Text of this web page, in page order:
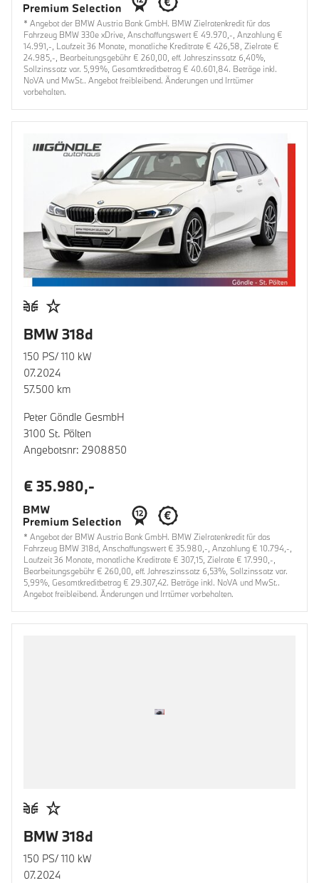
* Angebot der BMW Austria Bank GmbH. BMW Zielratenkredit für das
Fahrzeug BMW 330e xDrive, Anschaffungswert € 49.970,-, Anzahlung €
14.991,-, Laufzeit 36 Monate, monatliche Kreditrate € 426,58, Zielrate €
24.985,-, Bearbeitungsgebühr € 260,00, eff. Jahreszinssatz 6,40%,
Sollzinssatz var. 5,99%, Gesamtkreditbetrag € 40.601,84. Beträge inkl.
NoVA und MwSt.. Angebot freibleibend. Änderungen und Irrtümer
vorbehalten.
BMW 318d
150 PS/ 110 kW
07.2024
57.500 km
Peter Göndle GesmbH
3100 St. Pölten
Angebotsnr: 2908850
€ 35.980,-
* Angebot der BMW Austria Bank GmbH. BMW Zielratenkredit für das
Fahrzeug BMW 318d, Anschaffungswert € 35.980,-, Anzahlung € 10.794,-,
Laufzeit 36 Monate, monatliche Kreditrate € 307,15, Zielrate € 17.990,-,
Bearbeitungsgebühr € 260,00, eff. Jahreszinssatz 6,53%, Sollzinssatz var.
5,99%, Gesamtkreditbetrag € 29.307,42. Beträge inkl. NoVA und MwSt..
Angebot freibleibend. Änderungen und Irrtümer vorbehalten.
BMW 318d
150 PS/ 110 kW
07.2024